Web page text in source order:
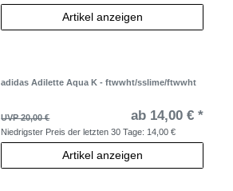
Artikel anzeigen
adidas Adilette Aqua K - ftwwht/sslime/ftwwht
UVP 20,00 € ab 14,00 € *
Niedrigster Preis der letzten 30 Tage: 14,00 €
Artikel anzeigen